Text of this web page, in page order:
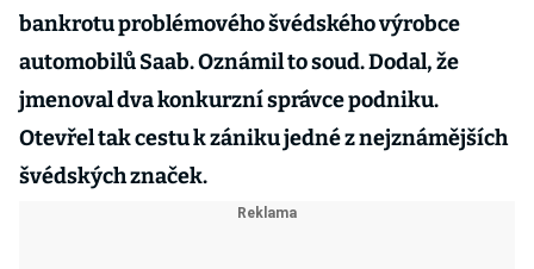
bankrotu problémového švédského výrobce
automobilů Saab. Oznámil to soud. Dodal, že
jmenoval dva konkurzní správce podniku.
Otevřel tak cestu k zániku jedné z nejznámějších
švédských značek.